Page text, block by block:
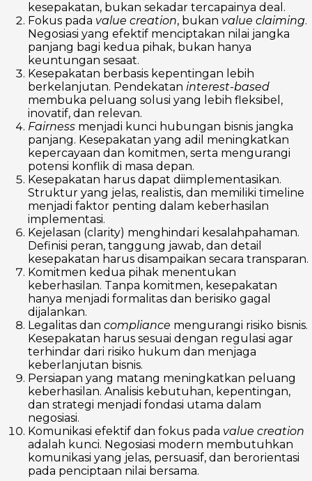
kesepakatan, bukan sekadar tercapainya deal.
Fokus pada value creation, bukan value claiming.
Negosiasi yang efektif menciptakan nilai jangka
panjang bagi kedua pihak, bukan hanya
keuntungan sesaat.
Kesepakatan berbasis kepentingan lebih
berkelanjutan. Pendekatan interest-based
membuka peluang solusi yang lebih fleksibel,
inovatif, dan relevan.
Fairness menjadi kunci hubungan bisnis jangka
panjang. Kesepakatan yang adil meningkatkan
kepercayaan dan komitmen, serta mengurangi
potensi konflik di masa depan.
Kesepakatan harus dapat diimplementasikan.
Struktur yang jelas, realistis, dan memiliki timeline
menjadi faktor penting dalam keberhasilan
implementasi.
Kejelasan (clarity) menghindari kesalahpahaman.
Definisi peran, tanggung jawab, dan detail
kesepakatan harus disampaikan secara transparan.
Komitmen kedua pihak menentukan
keberhasilan. Tanpa komitmen, kesepakatan
hanya menjadi formalitas dan berisiko gagal
dijalankan.
Legalitas dan compliance mengurangi risiko bisnis.
Kesepakatan harus sesuai dengan regulasi agar
terhindar dari risiko hukum dan menjaga
keberlanjutan bisnis.
Persiapan yang matang meningkatkan peluang
keberhasilan. Analisis kebutuhan, kepentingan,
dan strategi menjadi fondasi utama dalam
negosiasi.
Komunikasi efektif dan fokus pada value creation
adalah kunci. Negosiasi modern membutuhkan
komunikasi yang jelas, persuasif, dan berorientasi
pada penciptaan nilai bersama.